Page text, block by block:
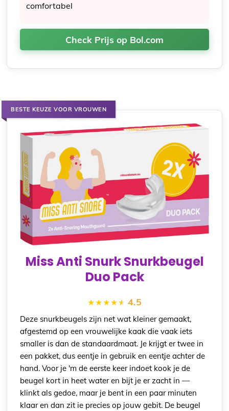
comfortabel
Check Prijs op Bol.com
BESTE KEUZE VOOR VROUWEN
Miss Anti Snurk Snurkbeugel
Duo Pack
4.5
Deze snurkbeugels zijn net wat kleiner gemaakt,
afgestemd op een vrouwelijke kaak die vaak iets
smaller is dan de standaardmaat. Je krijgt er twee in
een pakket, dus eentje in gebruik en eentje achter de
hand. Voor je 'm de eerste keer indoet kook je de
beugel kort in heet water en bijt je er zacht in —
klinkt als gedoe, maar je bent in een paar minuten
klaar en dan zit ie precies op jouw gebit. De beugel